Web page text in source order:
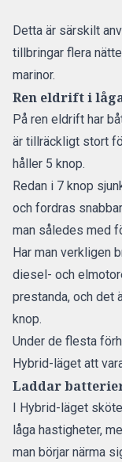
Detta är särskilt
tillbringar flera
marinor.
Ren eldrift i
På ren eldrift har
är tillräckligt stort
håller 5 knop.
Redan i 7 knop
och fordras
man således med
Har man verkligen
diesel- och
prestanda, och det
knop.
Under de flesta
Hybrid-läget att
Laddar
I Hybrid-läget
låga hastigheter,
man börjar närma